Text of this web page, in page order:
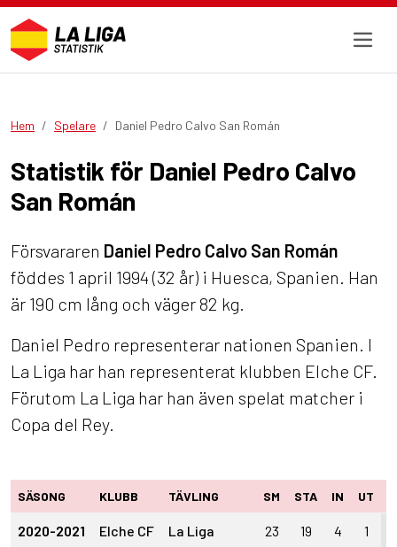
Hem Spelare Daniel Pedro Calvo San Román
Statistik för Daniel Pedro Calvo
San Román
Försvararen Daniel Pedro Calvo San Román
föddes 1 april 1994 (32 år) i Huesca, Spanien. Han
är 190 cm lång och väger 82 kg.
Daniel Pedro representerar nationen Spanien. I
La Liga har han representerat klubben Elche CF.
Förutom La Liga har han även spelat matcher i
Copa del Rey.
SÄSONG KLUBB TÄVLING SM STA IN UT
2020-2021 Elche CF La Liga 23 19 4 1